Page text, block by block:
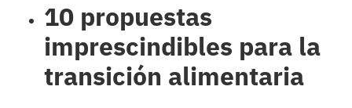
10 propuestas
imprescindibles para la
transición alimentaria